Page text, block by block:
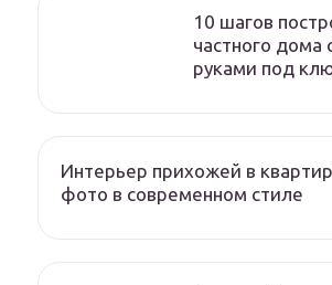
10 шагов
частного дома
руками под
Интерьер прихожей в
фото в современном стиле